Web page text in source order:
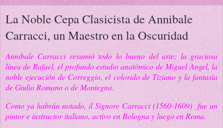
La Noble Cepa Clasicista de Annibale
Carracci, un Maestro en la Oscuridad
Annibale Carracci resumió todo lo bueno del arte; la graciosa
línea de Rafael, el profundo estudio anatómico de Miguel Angel, la
noble ejecución de Correggio, el colorido de Tiziano y la fantasía
de Giulio Romano o de Mantegna.
Como ya habrán notado, il Signore Carracci (1560-1609) fue un
pintor e instructor italiano, activo en Bologna y luego en Roma.